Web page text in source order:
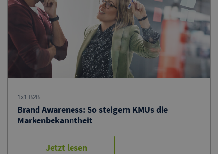
1x1 B2B
Brand Awareness: So steigern KMUs die
Markenbekanntheit
Jetzt lesen